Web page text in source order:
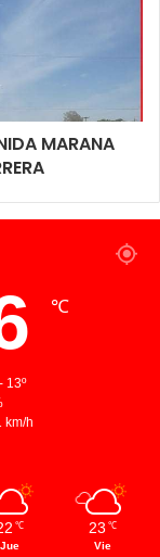
MARANA
℃
13º
km/h
℃
Jue
23 ℃
Vie